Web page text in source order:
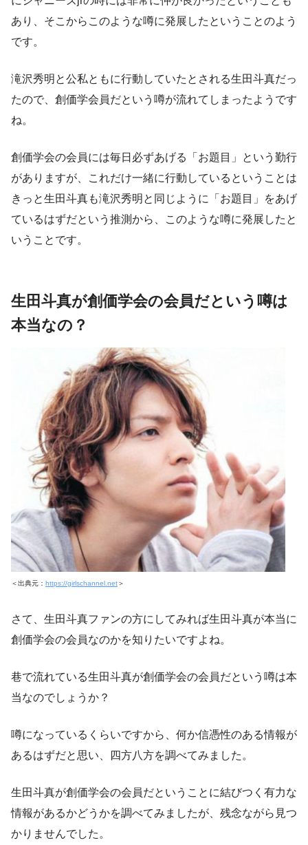
あり、そこからこのような噂に発展したということのよう
です。
滝沢秀明と公私ともに行動していたとされる生田斗真だっ
たので、創価学会員だという噂が流れてしまったようです
ね。
創価学会の会員には毎日必ずあげる「お題目」という勤行
がありますが、これだけ一緒に行動しているということは
きっと生田斗真も滝沢秀明と同じように「お題目」をあげ
ているはずだという推測から、このような噂に発展したと
いうことです。
生田斗真が創価学会の会員だという噂は
本当なの？
＜出典元： https://girlschannel.net＞
さて、生田斗真ファンの方にしてみれば生田斗真が本当に
創価学会の会員なのかを知りたいですよね。
巷で流れている生田斗真が創価学会の会員だという噂は本
当なのでしょうか？
噂になっているくらいですから、何か信憑性のある情報が
あるはずだと思い、四方八方を調べてみました。
生田斗真が創価学会の会員だということに結びつく有力な
情報があるかどうかを調べてみましたが、残念ながら見つ
かりませんでした。